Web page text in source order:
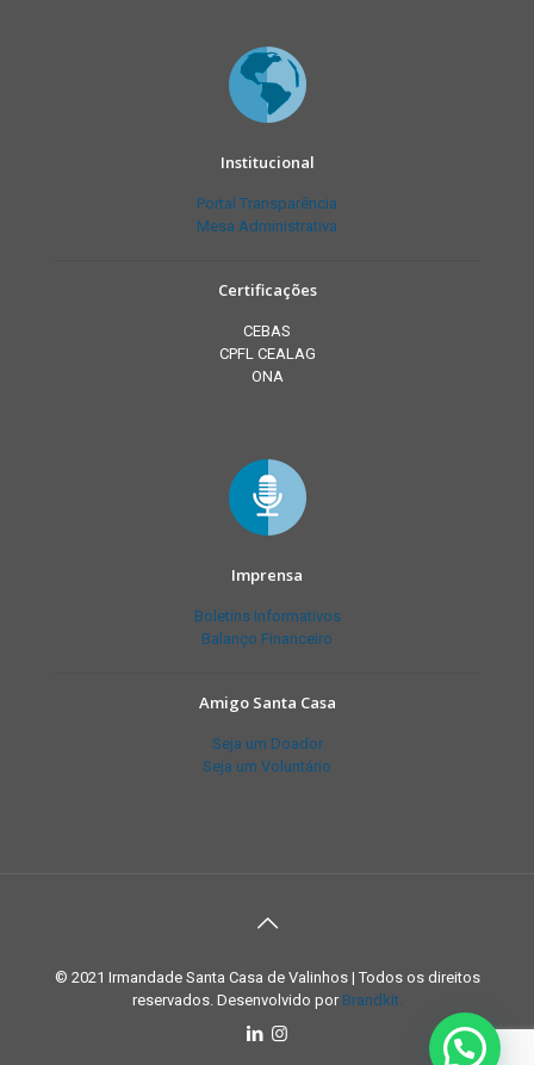
Institucional
Portal Transparência
Mesa Administrativa
Certificações
CEBAS
CPFL CEALAG
ONA
Imprensa
Boletins Informativos
Balanço Financeiro
Amigo Santa Casa
Seja um Doador
Seja um Voluntário
© 2021 Irmandade Santa Casa de Valinhos | Todos os direitos
reservados. Desenvolvido por Brandkit.